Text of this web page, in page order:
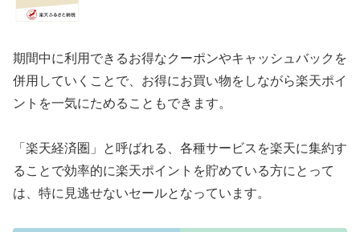
期間中に利用できるお得なクーポンやキャッシュバックを
併用していくことで、お得にお買い物をしながら楽天ポイ
ントを一気にためることもできます。
「楽天経済圏」と呼ばれる、各種サービスを楽天に集約す
ることで効率的に楽天ポイントを貯めている方にとって
は、特に見逃せないセールとなっています。